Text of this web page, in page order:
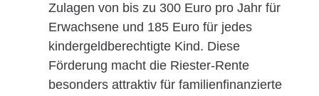
Zulagen von bis zu 300 Euro pro Jahr für
Erwachsene und 185 Euro für jedes
kindergeldberechtigte Kind. Diese
Förderung macht die Riester-Rente
besonders attraktiv für familienfinanzierte